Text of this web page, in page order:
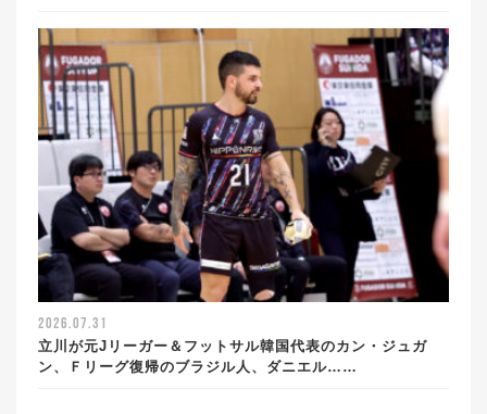
2026.07.31
立川が元Jリーガー＆フットサル韓国代表のカン・ジュガ
ン、Ｆリーグ復帰のブラジル人、ダニエル……